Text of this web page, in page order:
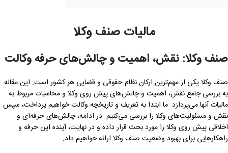
مالیات صنف وکلا
صنف وکلا: نقش، اهمیت و چالش‌های حرفه وکالت
صنف وکلا یکی از مهم‌ترین ارکان نظام حقوقی و قضایی هر کشور است. این مقاله
به بررسی جامع نقش، اهمیت و چالش‌های پیش روی وکلا و محاسبات مربوط به
مالیات آنها می‌پردازد. ما ابتدا به تعریف و تاریخچه وکالت خواهیم پرداخت، سپس
نقش و مسئولیت‌های وکلا را بررسی می‌کنیم. در ادامه، چالش‌های حرفه‌ای و
اخلاقی پیش روی وکلا را مورد بحث قرار داده و در نهایت، آینده این حرفه و
راهکارهایی برای بهبود وضعیت صنف وکلا ارائه خواهیم داد.